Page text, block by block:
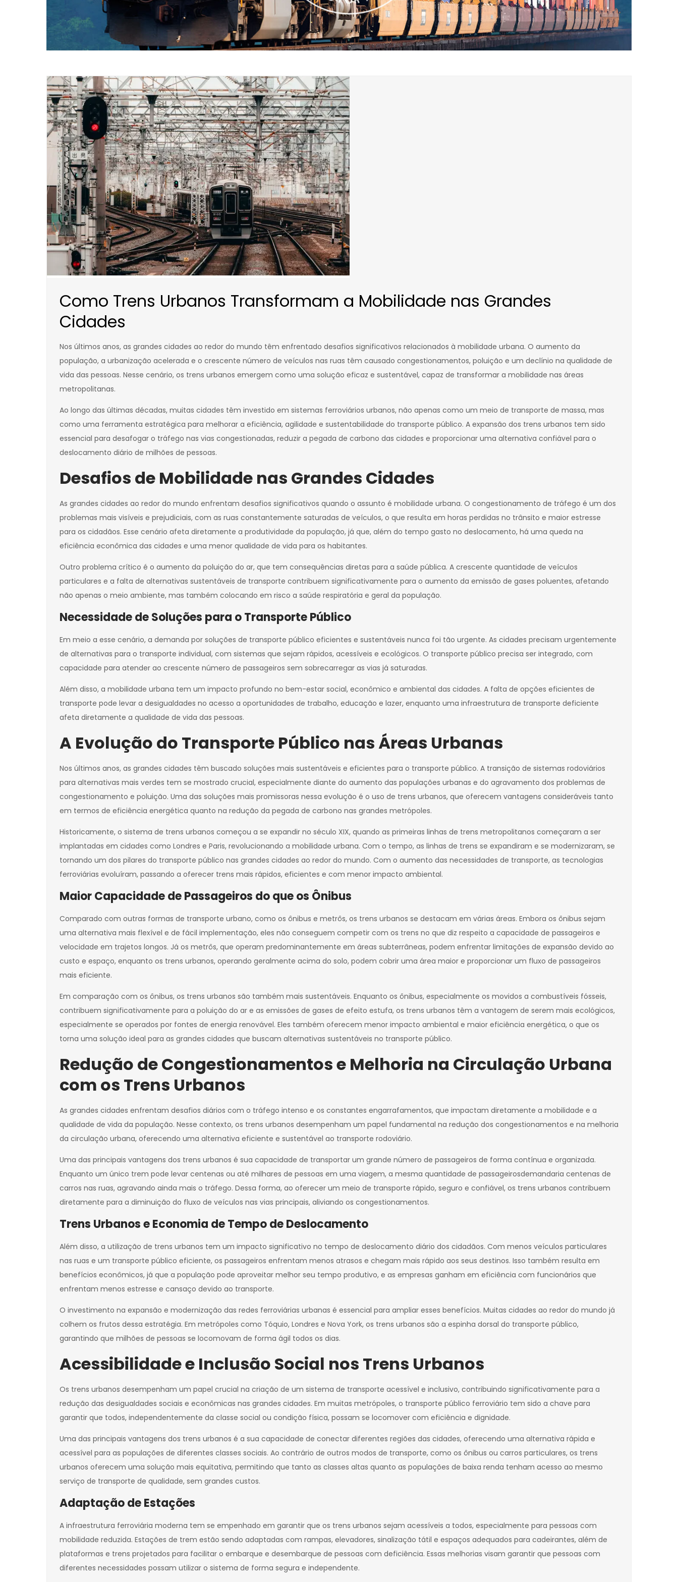
Como Trens Urbanos Transformam a Mobilidade nas Grandes
Cidades
Nos últimos anos, as grandes cidades ao redor do mundo têm enfrentado desafios significativos relacionados à mobilidade urbana. O aumento da
população, a urbanização acelerada e o crescente número de veículos nas ruas têm causado congestionamentos, poluição e um declínio na qualidade de
vida das pessoas. Nesse cenário, os trens urbanos emergem como uma solução eficaz e sustentável, capaz de transformar a mobilidade nas áreas
metropolitanas.
Ao longo das últimas décadas, muitas cidades têm investido em sistemas ferroviários urbanos, não apenas como um meio de transporte de massa, mas
como uma ferramenta estratégica para melhorar a eficiência, agilidade e sustentabilidade do transporte público. A expansão dos trens urbanos tem sido
essencial para desafogar o tráfego nas vias congestionadas, reduzir a pegada de carbono das cidades e proporcionar uma alternativa confiável para o
deslocamento diário de milhões de pessoas.
Desafios de Mobilidade nas Grandes Cidades
As grandes cidades ao redor do mundo enfrentam desafios significativos quando o assunto é mobilidade urbana. O congestionamento de tráfego é um dos
problemas mais visíveis e prejudiciais, com as ruas constantemente saturadas de veículos, o que resulta em horas perdidas no trânsito e maior estresse
para os cidadãos. Esse cenário afeta diretamente a produtividade da população, já que, além do tempo gasto no deslocamento, há uma queda na
eficiência econômica das cidades e uma menor qualidade de vida para os habitantes.
Outro problema crítico é o aumento da poluição do ar, que tem consequências diretas para a saúde pública. A crescente quantidade de veículos
particulares e a falta de alternativas sustentáveis de transporte contribuem significativamente para o aumento da emissão de gases poluentes, afetando
não apenas o meio ambiente, mas também colocando em risco a saúde respiratória e geral da população.
Necessidade de Soluções para o Transporte Público
Em meio a esse cenário, a demanda por soluções de transporte público eficientes e sustentáveis nunca foi tão urgente. As cidades precisam urgentemente
de alternativas para o transporte individual, com sistemas que sejam rápidos, acessíveis e ecológicos. O transporte público precisa ser integrado, com
capacidade para atender ao crescente número de passageiros sem sobrecarregar as vias já saturadas.
Além disso, a mobilidade urbana tem um impacto profundo no bem-estar social, econômico e ambiental das cidades. A falta de opções eficientes de
transporte pode levar a desigualdades no acesso a oportunidades de trabalho, educação e lazer, enquanto uma infraestrutura de transporte deficiente
afeta diretamente a qualidade de vida das pessoas.
A Evolução do Transporte Público nas Áreas Urbanas
Nos últimos anos, as grandes cidades têm buscado soluções mais sustentáveis e eficientes para o transporte público. A transição de sistemas rodoviários
para alternativas mais verdes tem se mostrado crucial, especialmente diante do aumento das populações urbanas e do agravamento dos problemas de
congestionamento e poluição. Uma das soluções mais promissoras nessa evolução é o uso de trens urbanos, que oferecem vantagens consideráveis tanto
em termos de eficiência energética quanto na redução da pegada de carbono nas grandes metrópoles.
Historicamente, o sistema de trens urbanos começou a se expandir no século XIX, quando as primeiras linhas de trens metropolitanos começaram a ser
implantadas em cidades como Londres e Paris, revolucionando a mobilidade urbana. Com o tempo, as linhas de trens se expandiram e se modernizaram, se
tornando um dos pilares do transporte público nas grandes cidades ao redor do mundo. Com o aumento das necessidades de transporte, as tecnologias
ferroviárias evoluíram, passando a oferecer trens mais rápidos, eficientes e com menor impacto ambiental.
Maior Capacidade de Passageiros do que os Ônibus
Comparado com outras formas de transporte urbano, como os ônibus e metrôs, os trens urbanos se destacam em várias áreas. Embora os ônibus sejam
uma alternativa mais flexível e de fácil implementação, eles não conseguem competir com os trens no que diz respeito a capacidade de passageiros e
velocidade em trajetos longos. Já os metrôs, que operam predominantemente em áreas subterrâneas, podem enfrentar limitações de expansão devido ao
custo e espaço, enquanto os trens urbanos, operando geralmente acima do solo, podem cobrir uma área maior e proporcionar um fluxo de passageiros
mais eficiente.
Em comparação com os ônibus, os trens urbanos são também mais sustentáveis. Enquanto os ônibus, especialmente os movidos a combustíveis fósseis,
contribuem significativamente para a poluição do ar e as emissões de gases de efeito estufa, os trens urbanos têm a vantagem de serem mais ecológicos,
especialmente se operados por fontes de energia renovável. Eles também oferecem menor impacto ambiental e maior eficiência energética, o que os
torna uma solução ideal para as grandes cidades que buscam alternativas sustentáveis no transporte público.
Redução de Congestionamentos e Melhoria na Circulação Urbana
com os Trens Urbanos
As grandes cidades enfrentam desafios diários com o tráfego intenso e os constantes engarrafamentos, que impactam diretamente a mobilidade e a
qualidade de vida da população. Nesse contexto, os trens urbanos desempenham um papel fundamental na redução dos congestionamentos e na melhoria
da circulação urbana, oferecendo uma alternativa eficiente e sustentável ao transporte rodoviário.
Uma das principais vantagens dos trens urbanos é sua capacidade de transportar um grande número de passageiros de forma contínua e organizada.
Enquanto um único trem pode levar centenas ou até milhares de pessoas em uma viagem, a mesma quantidade de passageirosdemandaria centenas de
carros nas ruas, agravando ainda mais o tráfego. Dessa forma, ao oferecer um meio de transporte rápido, seguro e confiável, os trens urbanos contribuem
diretamente para a diminuição do fluxo de veículos nas vias principais, aliviando os congestionamentos.
Trens Urbanos e Economia de Tempo de Deslocamento
Além disso, a utilização de trens urbanos tem um impacto significativo no tempo de deslocamento diário dos cidadãos. Com menos veículos particulares
nas ruas e um transporte público eficiente, os passageiros enfrentam menos atrasos e chegam mais rápido aos seus destinos. Isso também resulta em
benefícios econômicos, já que a população pode aproveitar melhor seu tempo produtivo, e as empresas ganham em eficiência com funcionários que
enfrentam menos estresse e cansaço devido ao transporte.
O investimento na expansão e modernização das redes ferroviárias urbanas é essencial para ampliar esses benefícios. Muitas cidades ao redor do mundo já
colhem os frutos dessa estratégia. Em metrópoles como Tóquio, Londres e Nova York, os trens urbanos são a espinha dorsal do transporte público,
garantindo que milhões de pessoas se locomovam de forma ágil todos os dias.
Acessibilidade e Inclusão Social nos Trens Urbanos
Os trens urbanos desempenham um papel crucial na criação de um sistema de transporte acessível e inclusivo, contribuindo significativamente para a
redução das desigualdades sociais e econômicas nas grandes cidades. Em muitas metrópoles, o transporte público ferroviário tem sido a chave para
garantir que todos, independentemente da classe social ou condição física, possam se locomover com eficiência e dignidade.
Uma das principais vantagens dos trens urbanos é a sua capacidade de conectar diferentes regiões das cidades, oferecendo uma alternativa rápida e
acessível para as populações de diferentes classes sociais. Ao contrário de outros modos de transporte, como os ônibus ou carros particulares, os trens
urbanos oferecem uma solução mais equitativa, permitindo que tanto as classes altas quanto as populações de baixa renda tenham acesso ao mesmo
serviço de transporte de qualidade, sem grandes custos.
Adaptação de Estações
A infraestrutura ferroviária moderna tem se empenhado em garantir que os trens urbanos sejam acessíveis a todos, especialmente para pessoas com
mobilidade reduzida. Estações de trem estão sendo adaptadas com rampas, elevadores, sinalização tátil e espaços adequados para cadeirantes, além de
plataformas e trens projetados para facilitar o embarque e desembarque de pessoas com deficiência. Essas melhorias visam garantir que pessoas com
diferentes necessidades possam utilizar o sistema de forma segura e independente.